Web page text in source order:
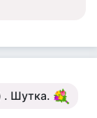
. Шутка.